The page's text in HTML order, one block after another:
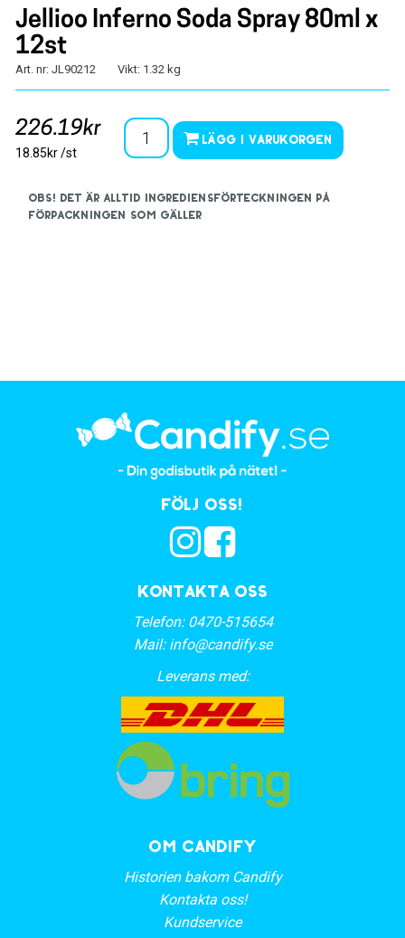
Jellioo Inferno Soda Spray 80ml x
12st
Art. nr: JL90212 Vikt: 1.32 kg
226.19kr
18.85kr /st
Lägg i varukorgen
OBS! Det är alltid ingrediensförteckningen på
förpackningen som gäller
Kontakta oss
Telefon: 0470-515654
Mail: info@candify.se
Leverans med:
Följ oss!
OM CANDIFY
Historien bakom Candify
Kontakta oss!
Kundservice